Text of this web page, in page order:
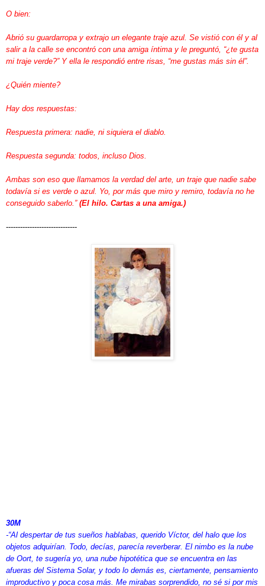
O bien:
Abrió su guardarropa y extrajo un elegante traje azul. Se vistió con él y al
salir a la calle se encontró con una amiga íntima y le preguntó, “¿te gusta
mi traje verde?” Y ella le respondió entre risas, “me gustas más sin él”.
¿Quién miente?
Hay dos respuestas:
Respuesta primera: nadie, ni siquiera el diablo.
Respuesta segunda: todos, incluso Dios.
Ambas son eso que llamamos la verdad del arte, un traje que nadie sabe
todavía si es verde o azul. Yo, por más que miro y remiro, todavía no he
conseguido saberlo.”(El hilo. Cartas a una amiga.)
------------------------------
30M
-“Al despertar de tus sueños hablabas, querido Víctor, del halo que los
objetos adquirían. Todo, decías, parecía reverberar. El nimbo es la nube
de Oort, te sugería yo, una nube hipotética que se encuentra en las
afueras del Sistema Solar, y todo lo demás es, ciertamente, pensamiento
improductivo y poca cosa más. Me mirabas sorprendido, no sé si por mis